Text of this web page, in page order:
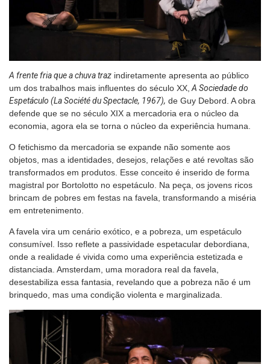
A frente fria que a chuva traz indiretamente apresenta ao público
um dos trabalhos mais influentes do século XX, A Sociedade do
Espetáculo (La Société du Spectacle, 1967), de Guy Debord. A obra
defende que se no século XIX a mercadoria era o núcleo da
economia, agora ela se torna o núcleo da experiência humana.
O fetichismo da mercadoria se expande não somente aos
objetos, mas a identidades, desejos, relações e até revoltas são
transformados em produtos. Esse conceito é inserido de forma
magistral por Bortolotto no espetáculo. Na peça, os jovens ricos
brincam de pobres em festas na favela, transformando a miséria
em entretenimento.
A favela vira um cenário exótico, e a pobreza, um espetáculo
consumível. Isso reflete a passividade espetacular debordiana,
onde a realidade é vivida como uma experiência estetizada e
distanciada. Amsterdam, uma moradora real da favela,
desestabiliza essa fantasia, revelando que a pobreza não é um
brinquedo, mas uma condição violenta e marginalizada.